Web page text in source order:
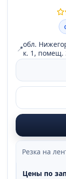
📍обл.
к. 1, помещ.
Резка на
Цены по